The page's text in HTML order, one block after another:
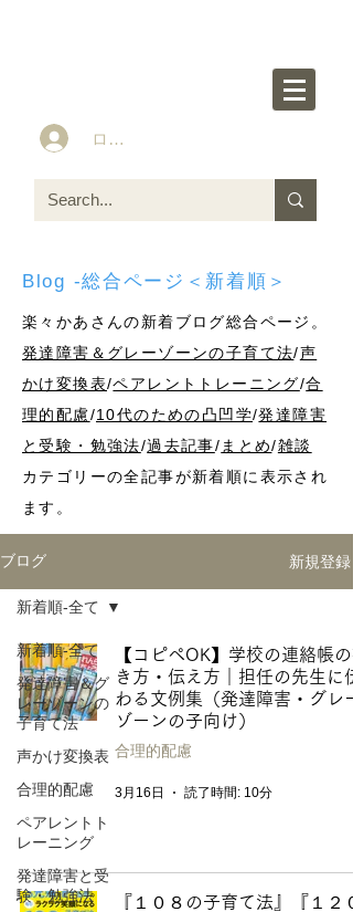
ログイン
Blog -総合ページ＜新着順＞
楽々かあさんの新着ブログ総合ページ。
発達障害＆グレーゾーンの子育て法/声
かけ変換表/ペアレントトレーニング/合
理的配慮/10代のための凸凹学/発達障害
と受験・勉強法/過去記事/ まとめ/雑談
カテゴリーの全記事が新着順に表示され
ます。
ブログ 新規登録
新着順-全て
発達障害＆グ
レーゾーンの
子育て法
声かけ変換表
合理的配慮
ペアレントト
レーニング
発達障害と受
験・勉強法
新着順-全て
【コピペOK】学校の連絡帳の
き方・伝え方｜担任の先生に伝
わる文例集（発達障害・グレー
ゾーンの子向け）
合理的配慮
3月16日 読了時間: 10分
『１０８の子育て法』『１２０